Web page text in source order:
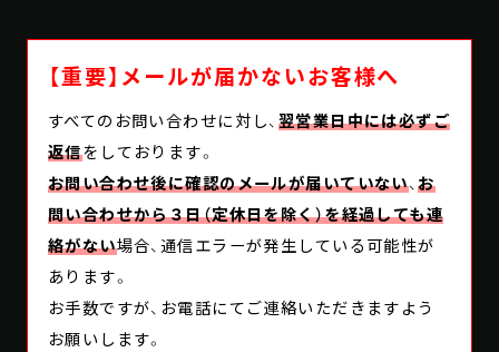
【重要】メールが届かないお客様へ
すべてのお問い合わせに対し、翌営業日中には必ずご
返信をしております。
お問い合わせ後に確認のメールが届いていない、お
問い合わせから３日（定休日を除く）を経過しても連
絡がない場合、通信エラーが発生している可能性が
あります。
お手数ですが、お電話にてご連絡いただきますよう
お願いします。